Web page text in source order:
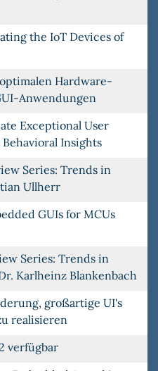
the IoT Devices of
Hardware-
Anwendungen
Exceptional User
Insights
Series: Trends in
Ullherr
GUIs for MCUs
Series: Trends in
Karlheinz Blankenbach
großartige UI's
realisieren
verfügbar